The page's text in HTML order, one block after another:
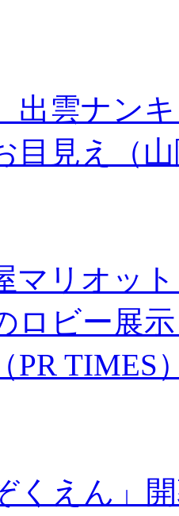
出雲ナン
目見え（
マリオッ
ロビー展
PR TIMES
くえん」